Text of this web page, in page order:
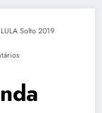
LULA Solto 2019